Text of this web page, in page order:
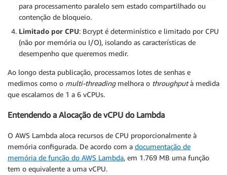
para processamento paralelo sem estado compartilhado ou
contenção de bloqueio.
Limitado por CPU: Bcrypt é determinístico e limitado por CPU
(não por memória ou I/O), isolando as características de
desempenho que queremos medir.
Ao longo desta publicação, processamos lotes de senhas e
medimos como o multi-threadingmelhora o throughputà medida
que escalamos de 1 a 6 vCPUs.
Entendendo a Alocação de vCPU do Lambda
O AWS Lambda aloca recursos de CPU proporcionalmente à
memória configurada. De acordo com a documentação de
memória de função do AWS Lambda, em 1.769 MB uma função
tem o equivalente a uma vCPU.